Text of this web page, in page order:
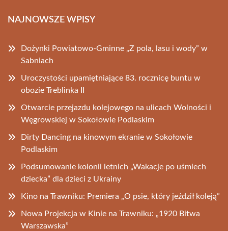
NAJNOWSZE WPISY
Dożynki Powiatowo-Gminne „Z pola, lasu i wody” w
Sabniach
Uroczystości upamiętniające 83. rocznicę buntu w
obozie Treblinka II
Otwarcie przejazdu kolejowego na ulicach Wolności i
Węgrowskiej w Sokołowie Podlaskim
Dirty Dancing na kinowym ekranie w Sokołowie
Podlaskim
Podsumowanie kolonii letnich „Wakacje po uśmiech
dziecka” dla dzieci z Ukrainy
Kino na Trawniku: Premiera „O psie, który jeździł koleją”
Nowa Projekcja w Kinie na Trawniku: „1920 Bitwa
Warszawska”